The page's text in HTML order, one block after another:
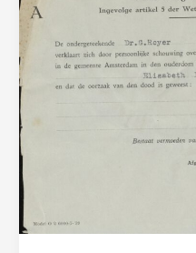
van
tussen
1940
1949